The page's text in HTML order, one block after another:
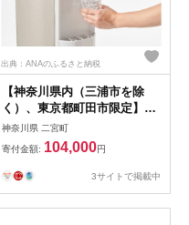
出典：ANAのふるさと納税
【神奈川県内（三浦市を除
く）、東京都町田市限定】ア
クアクララ6カ月お届けプラ
ン 毎月12L×2本（合計12
本） ／ 定期便 初回サーバー
送付 冷水 温水 ミネラルウォ
ミネラル配合 美味しい 安全
神奈川県 二宮町
寄付金額: 104,000円
3サイトで掲載中